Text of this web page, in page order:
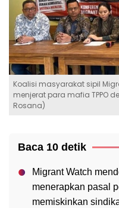
Koalisi masyarakat sipil
menjerat para mafia TPPO
Rosana)
Baca 10 detik
Migrant Watch
menerapkan pasal
memiskinkan